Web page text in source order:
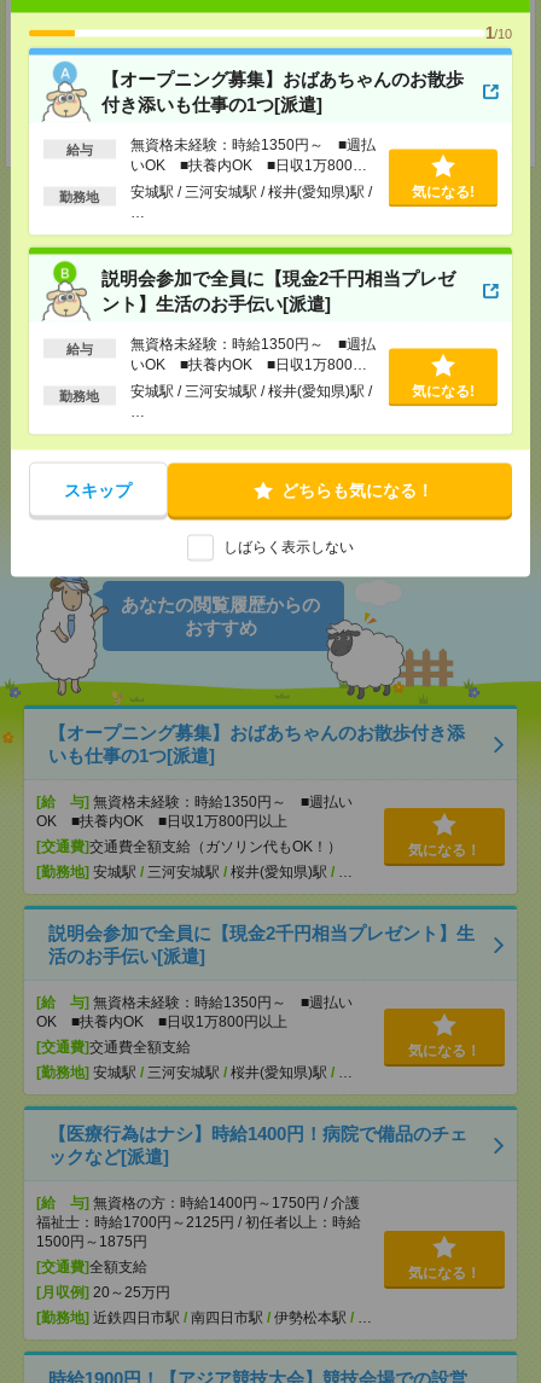
1/10
【オープニング募集】おばあちゃんのお散歩
付き添いも仕事の1つ[派遣]
給与
無資格未経験：時給1350円～ ■週払
いOK ■扶養内OK ■日収1万800円
以上
勤務地
安城駅 / 三河安城駅 / 桜井(愛知県)駅 /
気になる!
説明会参加で全員に【現金2千円相当プレゼ
ント】生活のお手伝い[派遣]
給与
無資格未経験：時給1350円～ ■週払
いOK ■扶養内OK ■日収1万800円
以上
勤務地
安城駅 / 三河安城駅 / 桜井(愛知県)駅 /
気になる!
スキップ どちらも気になる！
しばらく表示しない
tenshoku@nikken-ts.jp
担当：採用担当
登録交通費
応募ページへ
気になる！ 電話応募
メールで送る LINEで送る
シェア
あなたの閲覧履歴からの
おすすめ
【オープニング募集】おばあちゃんのお散歩付き添
いも仕事の1つ[派遣]
[給 与] 無資格未経験：時給1350円～ ■週払い
OK ■扶養内OK ■日収1万800円以上
[交通費]交通費全額支給（ガソリン代もOK！）
[勤務地] 安城駅 / 三河安城駅 / 桜井(愛知県)駅 / …
気になる！
説明会参加で全員に【現金2千円相当プレゼント】生
活のお手伝い[派遣]
[給 与] 無資格未経験：時給1350円～ ■週払い
OK ■扶養内OK ■日収1万800円以上
[交通費]交通費全額支給
[勤務地] 安城駅 / 三河安城駅 / 桜井(愛知県)駅 / …
気になる！
【医療行為はナシ】時給1400円！病院で備品のチェ
ックなど[派遣]
[給 与] 無資格の方：時給1400円～1750円 / 介護
福祉士：時給1700円～2125円 / 初任者以上：時給
1500円～1875円
[交通費]全額支給
[月収例] 20～25万円
[勤務地] 近鉄四日市駅 / 南四日市駅 / 伊勢松本駅 / …
気になる！
時給1900円！【アジア競技大会】競技会場での設営